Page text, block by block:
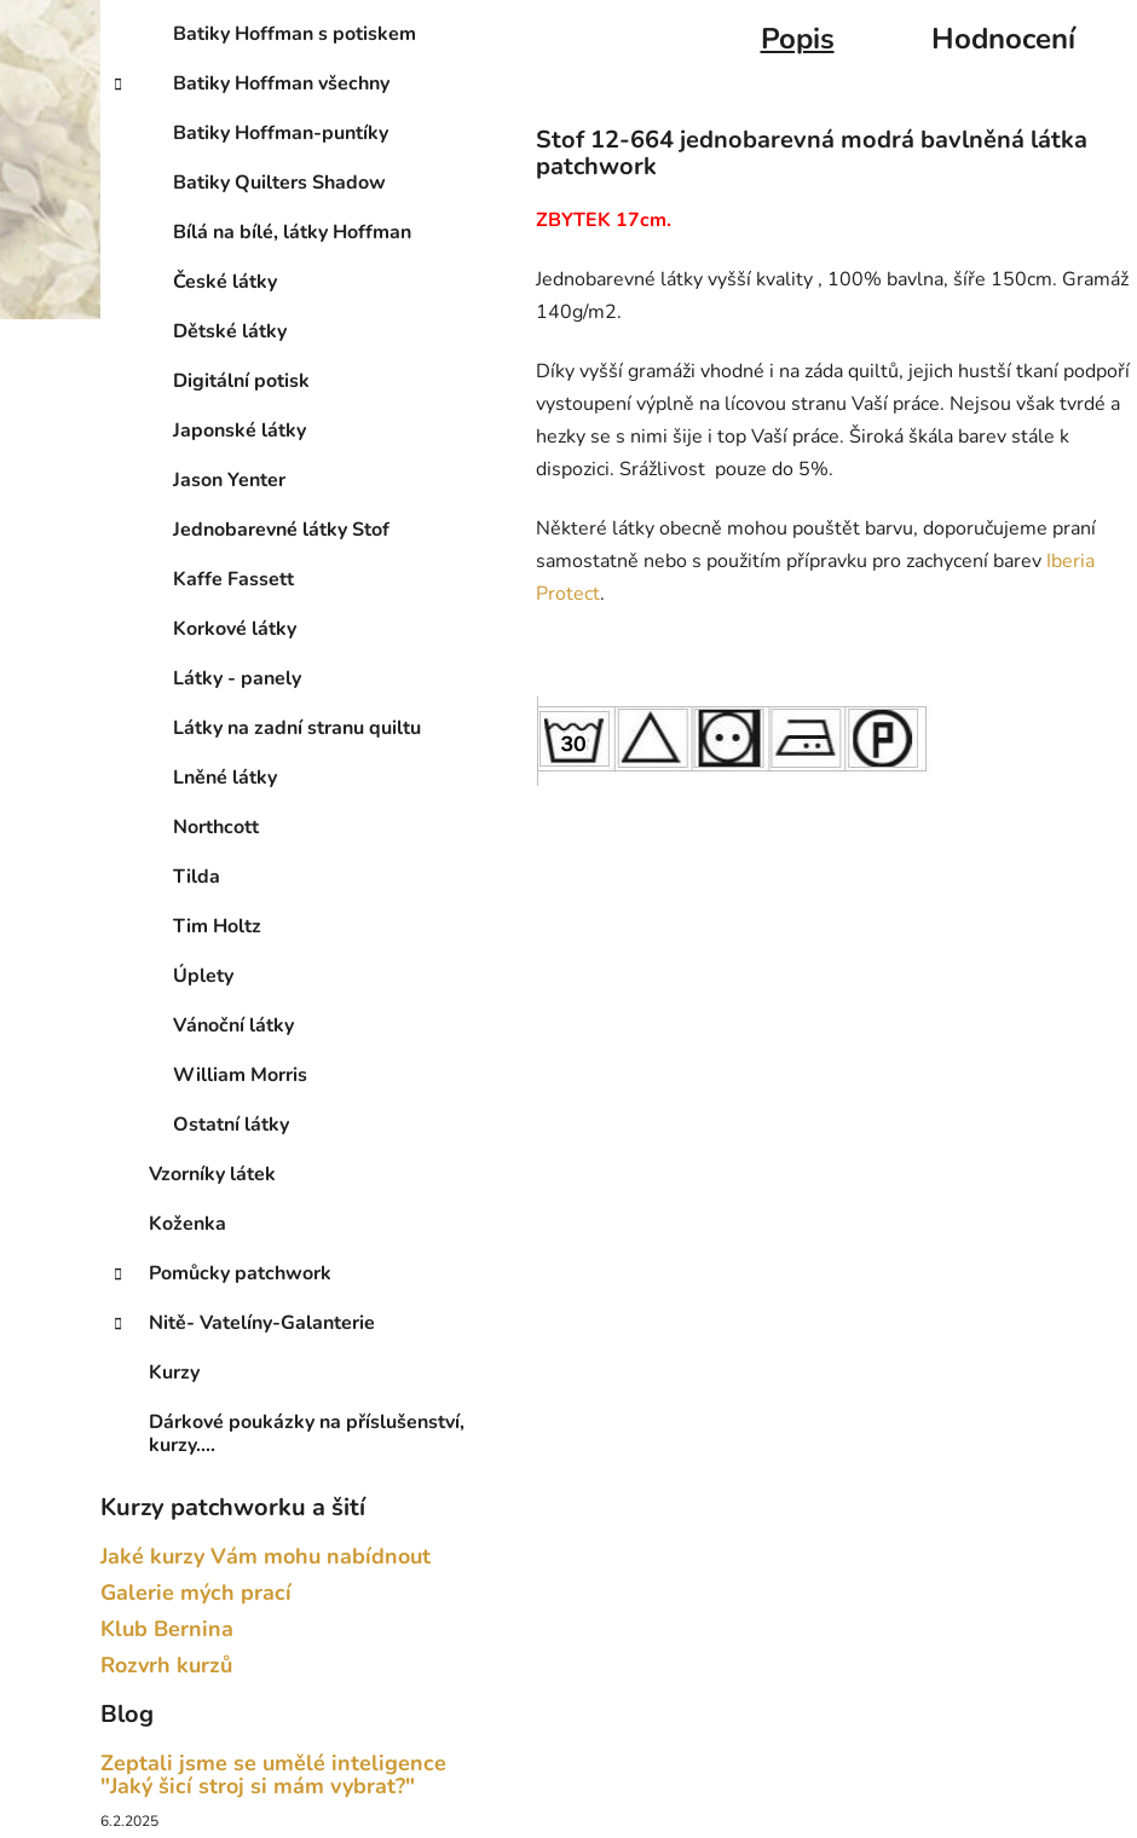
Batiky Hoffman s potiskem
Batiky Hoffman všechny
Batiky Hoffman-puntíky
Batiky Quilters Shadow
Bílá na bílé, látky Hoffman
České látky
Dětské látky
Digitální potisk
Japonské látky
Jason Yenter
Jednobarevné látky Stof
Kaffe Fassett
Korkové látky
Látky - panely
Látky na zadní stranu quiltu
Lněné látky
Northcott
Tilda
Tim Holtz
Úplety
Vánoční látky
William Morris
Ostatní látky
Vzorníky látek
Koženka
Pomůcky patchwork
Nitě- Vatelíny-Galanterie
Kurzy
Dárkové poukázky na příslušenství,
kurzy....
Kurzy patchworku a šití
Jaké kurzy Vám mohu nabídnout
Galerie mých prací
Klub Bernina
Rozvrh kurzů
Blog
Zeptali jsme se umělé inteligence
"Jaký šicí stroj si mám vybrat?"
6.2.2025
Popis Hodnocení
Stof 12-664 jednobarevná modrá bavlněná látka
patchwork
ZBYTEK 17cm.
Jednobarevné látky vyšší kvality , 100% bavlna, šíře 150cm. Gramáž
140g/m2.
Díky vyšší gramáži vhodné i na záda quiltů, jejich hustší tkaní podpoří
vystoupení výplně na lícovou stranu Vaší práce. Nejsou však tvrdé a
hezky se s nimi šije i top Vaší práce. Široká škála barev stále k
dispozici. Srážlivost pouze do 5%.
Některé látky obecně mohou pouštět barvu, doporučujeme praní
samostatně nebo s použitím přípravku pro zachycení barev Iberia
Protect.